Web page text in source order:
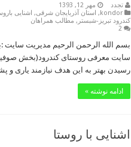
تجدد
مهر 12, 1393
kondor
, استان آذربایجان شرقی, اشنایی
کندرود تبریز-شبستر , مطالب همراهان
2
بسم الله الرحمن الرحیم مدیریت
سایت معرفی روستای کندرود(بخش
رسیدن بهتر به این هدف نیازمند یاری و
ادامه نوشته »
اشنایی با روستا